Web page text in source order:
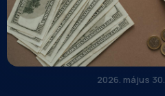
2026. május 30.